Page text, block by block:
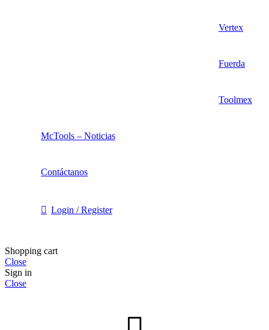
Vertex
Fuerda
Toolmex
McTools – Noticias
Contáctanos
Login / Register
Shopping cart
Close
Sign in
Close